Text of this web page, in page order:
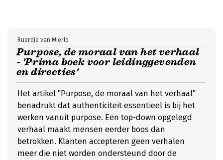
Purpose, de moraal van het verhaal
- 'Prima boek voor leidinggevenden
en directies'
Ruerdje van Mierlo
Het artikel "Purpose, de moraal van het verhaal"
benadrukt dat authenticiteit essentieel is bij het
werken vanuit purpose. Een top-down opgelegd
verhaal maakt mensen eerder boos dan
betrokken. Klanten accepteren geen verhalen
meer die niet worden ondersteund door de